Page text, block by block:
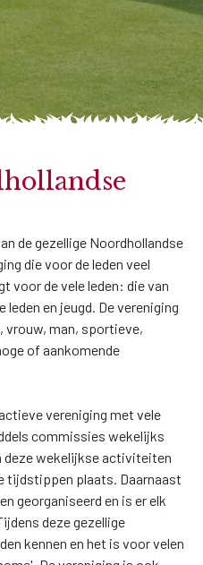
de gezellige Noordhollandse
die voor de leden veel
voor de vele leden: die van
en jeugd. De vereniging
vrouw, man, sportieve,
of aankomende
vereniging met vele
commissies wekelijks
wekelijkse activiteiten
tijdstippen plaats. Daarnaast
georganiseerd en is er elk
deze gezellige
kennen en het is voor velen